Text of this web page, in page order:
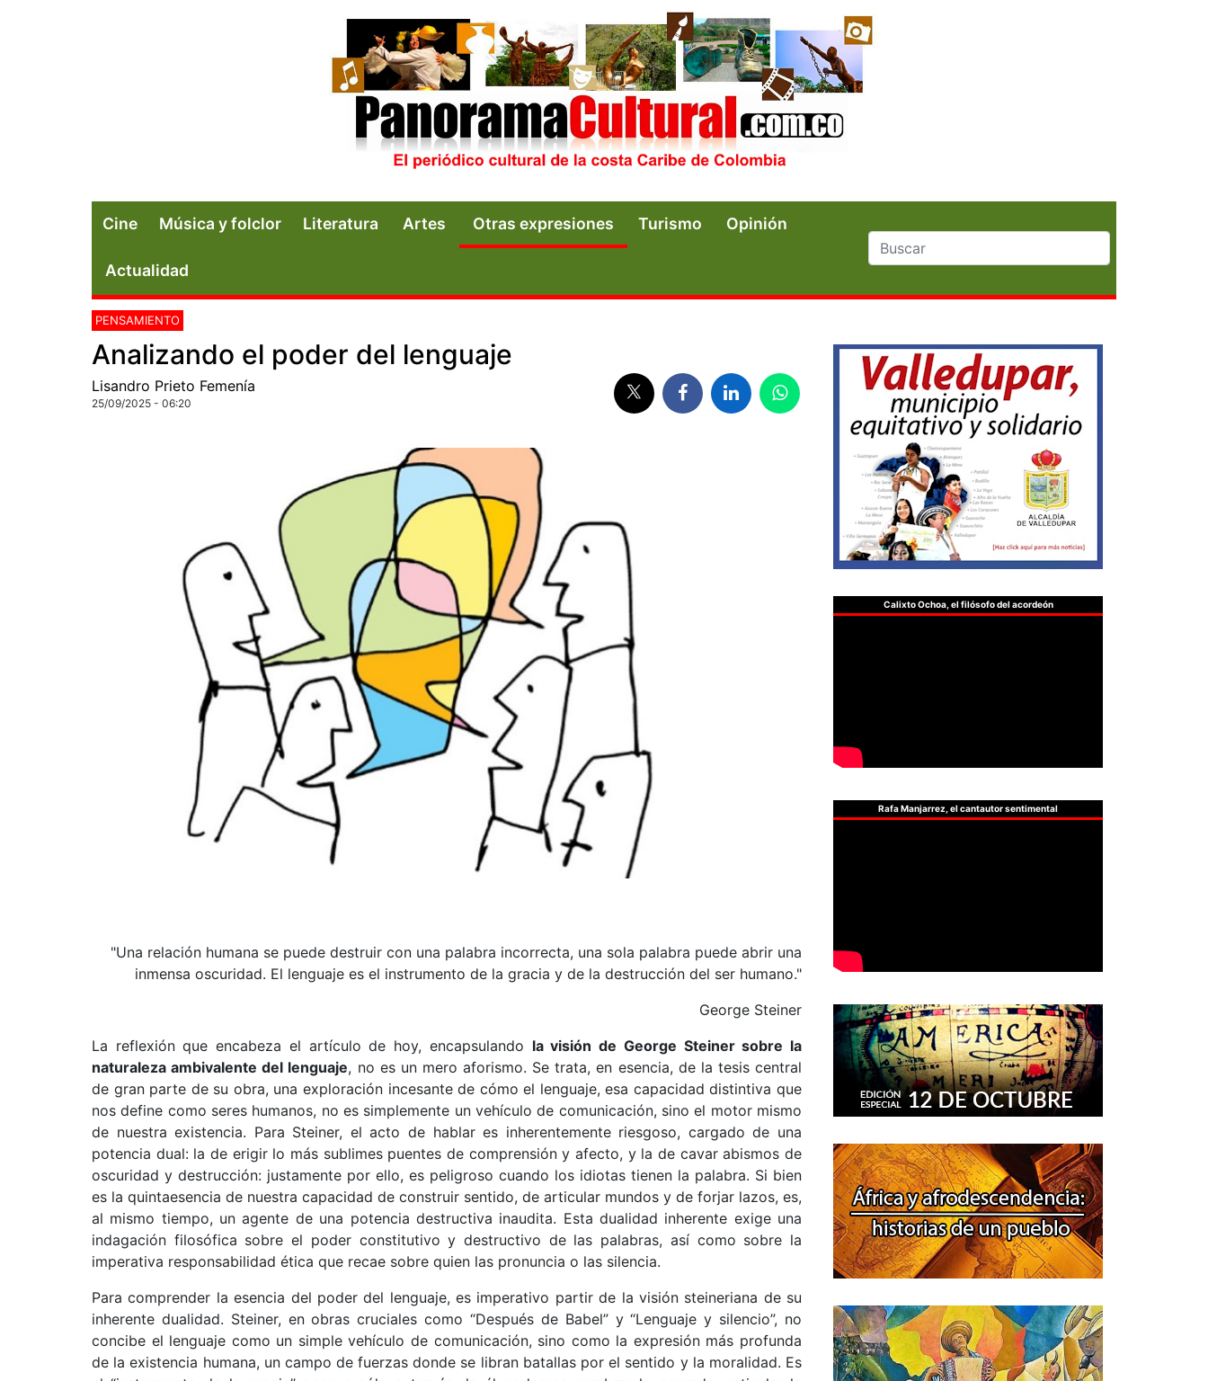
Cine Música y folclor Literatura Artes Otras expresiones Turismo Opinión
Actualidad
PENSAMIENTO
Analizando el poder del lenguaje
Lisandro Prieto Femenía
25/09/2025 - 06:20
"Una relación humana se puede destruir con una palabra incorrecta, una sola palabra puede abrir una
inmensa oscuridad. El lenguaje es el instrumento de la gracia y de la destrucción del ser humano."
George Steiner
La reflexión que encabeza el artículo de hoy, encapsulando la visión de George Steiner sobre la
naturaleza ambivalente del lenguaje, no es un mero aforismo. Se trata, en esencia, de la tesis central
de gran parte de su obra, una exploración incesante de cómo el lenguaje, esa capacidad distintiva que
nos define como seres humanos, no es simplemente un vehículo de comunicación, sino el motor mismo
de nuestra existencia. Para Steiner, el acto de hablar es inherentemente riesgoso, cargado de una
potencia dual: la de erigir lo más sublimes puentes de comprensión y afecto, y la de cavar abismos de
oscuridad y destrucción: justamente por ello, es peligroso cuando los idiotas tienen la palabra. Si bien
es la quintaesencia de nuestra capacidad de construir sentido, de articular mundos y de forjar lazos, es,
al mismo tiempo, un agente de una potencia destructiva inaudita. Esta dualidad inherente exige una
indagación filosófica sobre el poder constitutivo y destructivo de las palabras, así como sobre la
imperativa responsabilidad ética que recae sobre quien las pronuncia o las silencia.
Para comprender la esencia del poder del lenguaje, es imperativo partir de la visión steineriana de su
inherente dualidad. Steiner, en obras cruciales como “Después de Babel” y “Lenguaje y silencio”, no
concibe el lenguaje como un simple vehículo de comunicación, sino como la expresión más profunda
de la existencia humana, un campo de fuerzas donde se libran batallas por el sentido y la moralidad. Es
Calixto Ochoa, el filósofo del acordeón
Rafa Manjarrez, el cantautor sentimental